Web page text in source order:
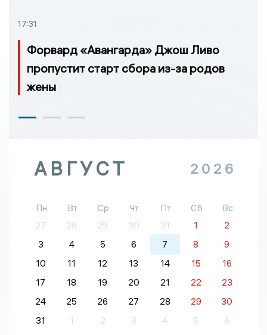
17:31
Форвард «Авангарда» Джош Ливо
пропустит старт сбора из-за родов
жены
АВГУСТ 2026
Пн Вт Ср Чт Пт Сб
Вс
27
28 29 30 31 1
2
3
4 5 6 7 8
9
10
11 12 13 14 15
16
17
18 19 20 21 22
23
24
25 26 27 28 29
30
31
1 2 3 4 5 6